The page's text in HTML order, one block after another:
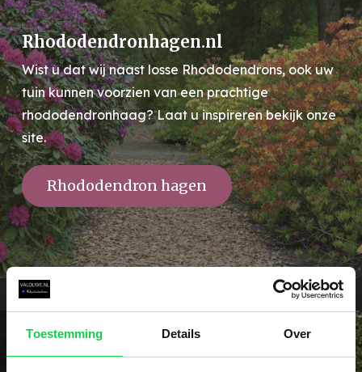
Toestemming Details Over
Rhododendronhagen.nl
Wist u dat wij naast losse Rhododendrons, ook uw
tuin kunnen voorzien van een prachtige
rhododendronhaag? Laat u inspireren bekijk onze
site.
Rhododendron hagen